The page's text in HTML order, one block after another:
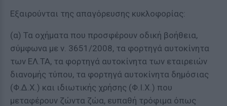
Εξαιρούνται της απαγόρευσης κυκλοφορίας:
(α) Τα οχήματα που προσφέρουν οδική βοήθεια,
σύμφωνα με ν. 3651/2008, τα φορτηγά αυτοκίνητα
των ΕΛ.ΤΑ, τα φορτηγά αυτοκίνητα των εταιρειών
διανομής τύπου, τα φορτηγά αυτοκίνητα δημόσιας
(Φ.Δ.Χ.) και ιδιωτικής χρήσης (Φ.Ι.Χ.) που
μεταφέρουν ζώντα ζώα, ευπαθή τρόφιμα όπως